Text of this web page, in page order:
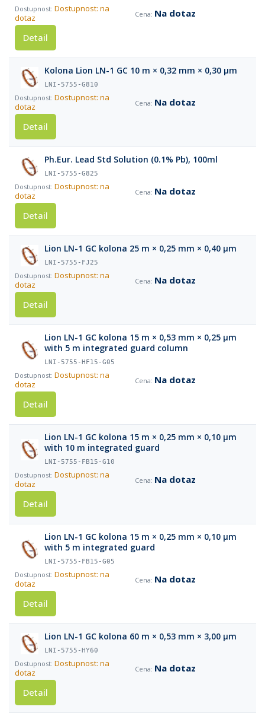
Dostupnost: na
dotaz
Na dotaz
Detail
Kolona Lion LN-1 GC 10 m × 0,32 mm × 0,30 µm
LNI-5755-G810
Dostupnost: na
dotaz
Na dotaz
Detail
Ph.Eur. Lead Std Solution (0.1% Pb), 100ml
LNI-5755-G825
Dostupnost: na
dotaz
Na dotaz
Detail
Lion LN-1 GC kolona 25 m × 0,25 mm × 0,40 µm
LNI-5755-FJ25
Dostupnost: na
dotaz
Na dotaz
Detail
Lion LN-1 GC kolona 15 m × 0,53 mm × 0,25 µm
with 5 m integrated guard column
LNI-5755-HF15-G05
Dostupnost: na
dotaz
Na dotaz
Detail
Lion LN-1 GC kolona 15 m × 0,25 mm × 0,10 µm
with 10 m integrated guard
LNI-5755-FB15-G10
Dostupnost: na
dotaz
Na dotaz
Detail
Lion LN-1 GC kolona 15 m × 0,25 mm × 0,10 µm
with 5 m integrated guard
LNI-5755-FB15-G05
Dostupnost: na
dotaz
Na dotaz
Detail
Lion LN-1 GC kolona 60 m × 0,53 mm × 3,00 µm
LNI-5755-HY60
Dostupnost: na
dotaz
Na dotaz
Detail